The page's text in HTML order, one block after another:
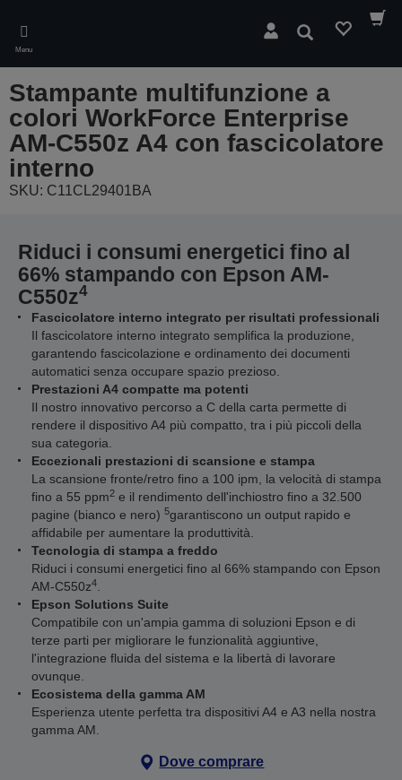
main
content
Menu
Cerca
Stampante multifunzione a
colori WorkForce Enterprise
AM-C550z A4 con fascicolatore
interno
SKU: C11CL29401BA
Riduci i consumi energetici fino al
66% stampando con Epson AM-
C550z4
Fascicolatore interno integrato per risultati professionali
Il fascicolatore interno integrato semplifica la produzione,
garantendo fascicolazione e ordinamento dei documenti
automatici senza occupare spazio prezioso.
Prestazioni A4 compatte ma potenti
Il nostro innovativo percorso a C della carta permette di
rendere il dispositivo A4 più compatto, tra i più piccoli della
sua categoria.
Eccezionali prestazioni di scansione e stampa
La scansione fronte/retro fino a 100 ipm, la velocità di stampa
fino a 55 ppm2 e il rendimento dell'inchiostro fino a 32.500
pagine (bianco e nero) 5garantiscono un output rapido e
affidabile per aumentare la produttività.
Tecnologia di stampa a freddo
Riduci i consumi energetici fino al 66% stampando con Epson
AM-C550z4
Epson Solutions Suite
Compatibile con un'ampia gamma di soluzioni Epson e di
terze parti per migliorare le funzionalità aggiuntive,
l'integrazione fluida del sistema e la libertà di lavorare
ovunque.
Ecosistema della gamma AM
Esperienza utente perfetta tra dispositivi A4 e A3 nella nostra
gamma AM.
Dove comprare